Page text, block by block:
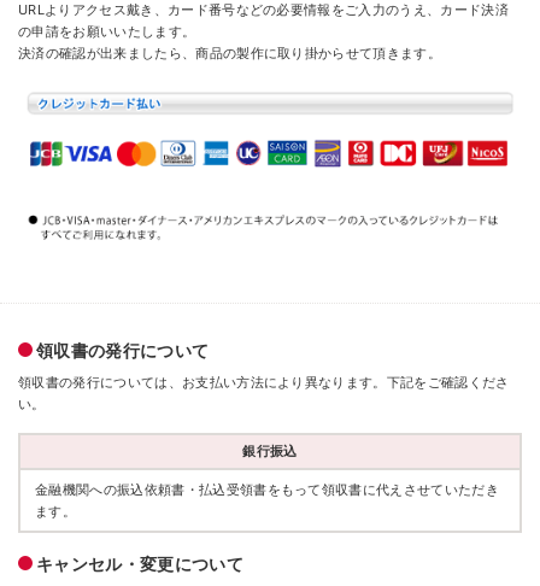
URLよりアクセス戴き、カード番号などの必要情報をご入力のうえ、カード決済
の申請をお願いいたします。
決済の確認が出来ましたら、商品の製作に取り掛からせて頂きます。
領収書の発行について
領収書の発行については、お支払い方法により異なります。下記をご確認くださ
い。
銀行振込
金融機関への振込依頼書・払込受領書をもって領収書に代えさせていただき
ます。
キャンセル・変更について